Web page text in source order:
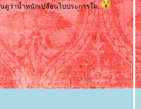
ดูว่าน้ำหนักเปลี่ยนไปประการใด..